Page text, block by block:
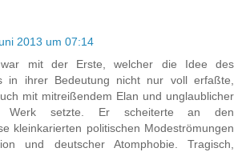
2013 um 07:14
mit der Erste, welcher die Idee des
in ihrer Bedeutung nicht nur voll erfaßte,
mit mitreißendem Elan und unglaublicher
Werk setzte. Er scheiterte an den
kleinkarierten politischen Modeströmungen
und deutscher Atomphobie. Tragisch,